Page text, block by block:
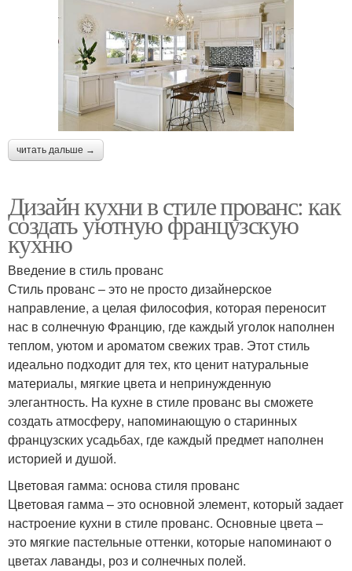
читать дальше →
Дизайн кухни в стиле прованс: как
создать уютную французскую
кухню
Введение в стиль прованс
Стиль прованс – это не просто дизайнерское
направление, а целая философия, которая переносит
нас в солнечную Францию, где каждый уголок наполнен
теплом, уютом и ароматом свежих трав. Этот стиль
идеально подходит для тех, кто ценит натуральные
материалы, мягкие цвета и непринужденную
элегантность. На кухне в стиле прованс вы сможете
создать атмосферу, напоминающую о старинных
французских усадьбах, где каждый предмет наполнен
историей и душой.
Цветовая гамма: основа стиля прованс
Цветовая гамма – это основной элемент, который задает
настроение кухни в стиле прованс. Основные цвета –
это мягкие пастельные оттенки, которые напоминают о
цветах лаванды, роз и солнечных полей.